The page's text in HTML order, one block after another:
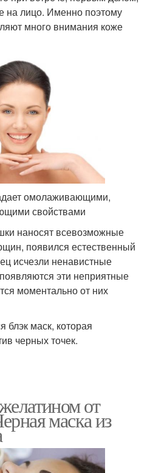
лицо. Именно поэтому
много внимания коже
омолаживающими,
свойствами
наносят всевозможные
появился естественный
исчезли ненавистные
эти неприятные
моментально от них
блэк маск, которая
черных точек.
от
маска из